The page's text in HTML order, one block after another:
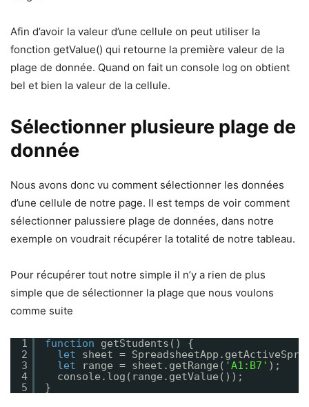
Afin d’avoir la valeur d’une cellule on peut utiliser la
fonction getValue() qui retourne la première valeur de la
plage de donnée. Quand on fait un console log on obtient
bel et bien la valeur de la cellule.
Sélectionner plusieure plage de
donnée
Nous avons donc vu comment sélectionner les données
d’une cellule de notre page. Il est temps de voir comment
sélectionner palussiere plage de données, dans notre
exemple on voudrait récupérer la totalité de notre tableau.
Pour récupérer tout notre simple il n’y a rien de plus
simple que de sélectionner la plage que nous voulons
comme suite
1
2
3
4
5
function
getStudents() {
let
sheet =
let
range = sheet.getRange( 'A1:B7' );
console.log(range.getValue());
}